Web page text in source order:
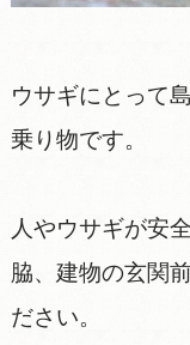
ウサギにとって
乗り物です。
人やウサギが安
脇、建物の玄関
ださい。